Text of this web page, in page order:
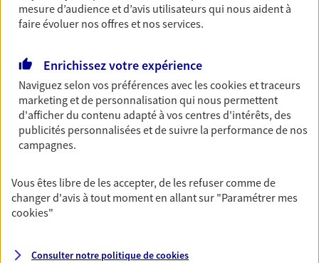
Gagnez en simplicité et en sérénité avec votre
assurance multirisque entreprise. Un contrat
unique pour protéger vos locaux, matériels pro,
équipements et stocks… sans oublier votre
responsabilité civile.
Découvrir l'offre Multirisque Entreprise
mesure d’audience et d’avis utilisateurs qui nous aident à
faire évoluer nos offres et nos services.
Enrichissez votre expérience
Naviguez selon vos préférences avec lescookies et traceurs
marketing et de personnalisation qui nous permettent
d'afficher du contenu adapté à vos centres d'intérêts, des
publicités personnalisées et de suivre la performance de nos
campagnes.
Vous êtes libre de les accepter, de les refuser comme de
changer d'avis à tout moment en allant sur "Paramétrer mes
cookies"
Consulter notre politique decookies